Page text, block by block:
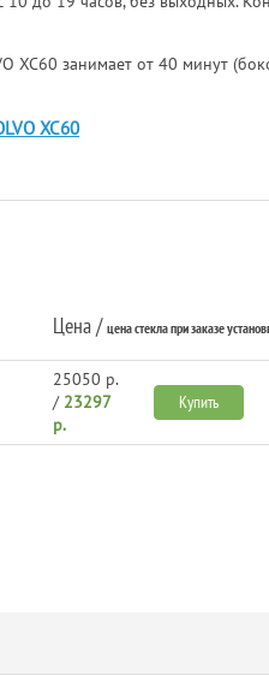
XC60 занимает от 40 минут
XC60
Цена /цена стекла при заказе
25050 р.
/ 23297
р.
Купить